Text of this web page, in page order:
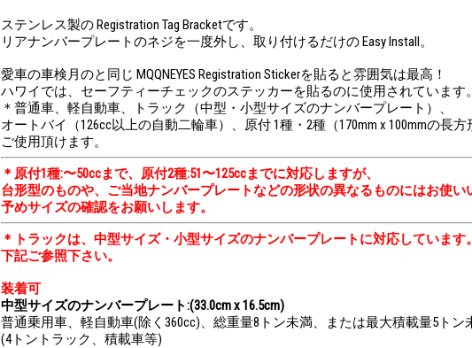
ステンレス製の Registration Tag Bracketです。
リアナンバープレートのネジを一度外し、取り付けるだけの Easy Install。
愛車の車検月のと同じ MQQNEYES Registration Stickerを貼ると雰囲気は最高！
ハワイでは、セーフティーチェックのステッカーを貼るのに使用されています。
＊普通車、軽自動車、トラック（中型・小型サイズのナンバープレート）、
オートバイ（126cc以上の自動二輪車）、原付 1種・2種（170mm x 100mmの長
ご使用頂けます。
＊原付1種:〜50ccまで、原付2種:51〜125ccまでに対応しますが、
台形型のものや、ご当地ナンバープレートなどの形状の異なるものにはお使い
予めサイズの確認をお願いします。
＊トラックは、中型サイズ・小型サイズのナンバープレートに対応しています。
下記ご参照下さい。
装着可
中型サイズのナンバープレート:(33.0cm x 16.5cm)
普通乗用車、軽自動車(除く360cc)、総重量8トン未満、または最大積載量5トン
(4トントラック、積載車等)